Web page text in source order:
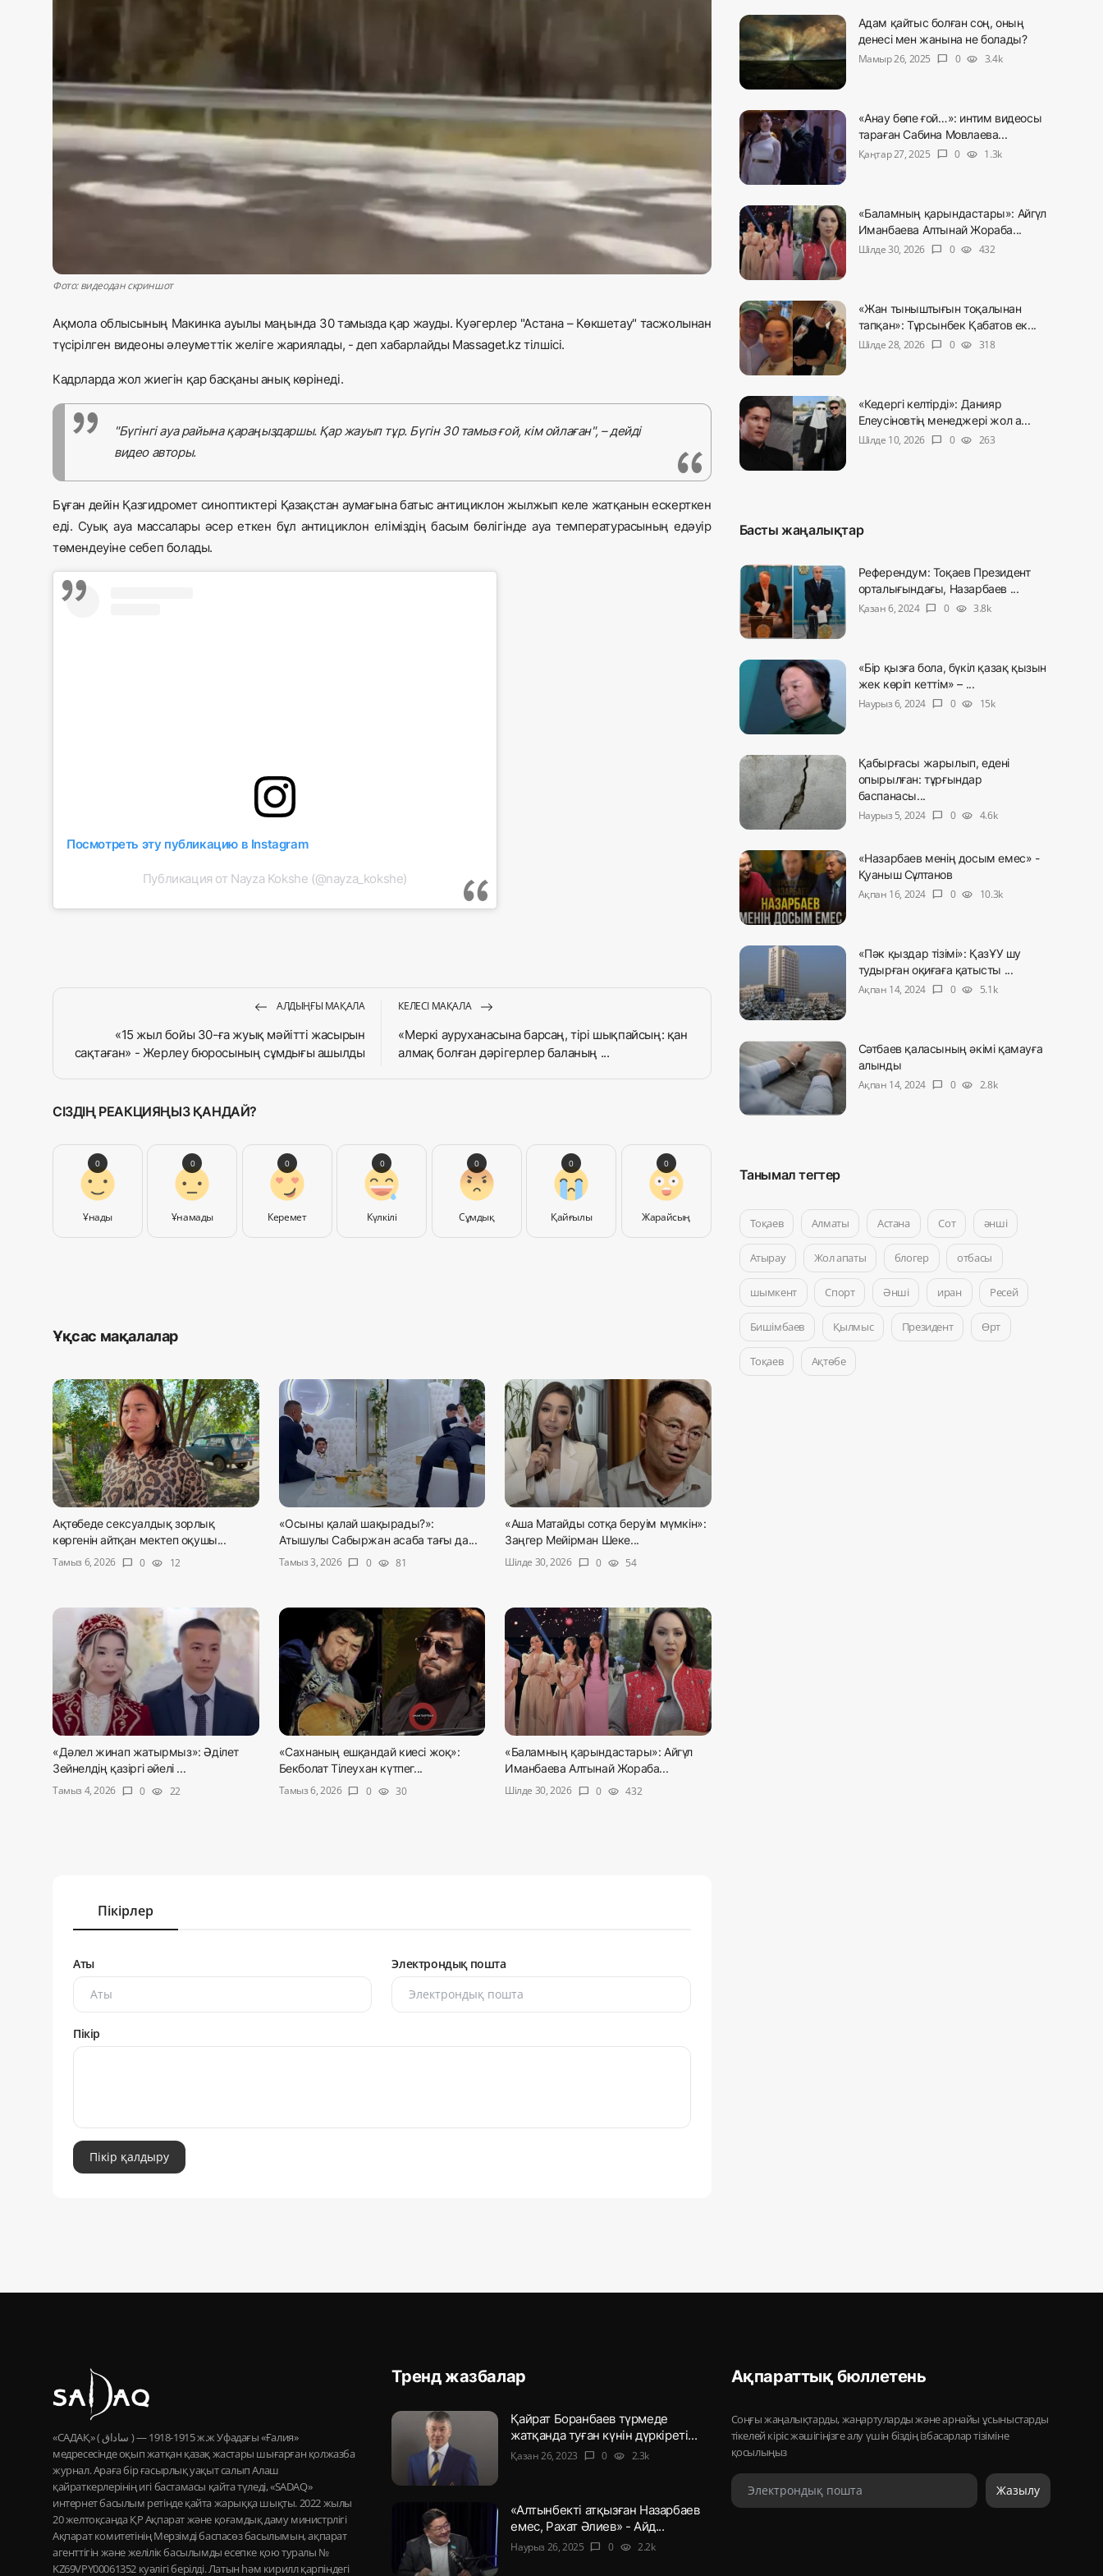
Фото: видеодан скриншот
Ақмола облысының Макинка ауылы маңында 30 тамызда қар жауды. Куәгерлер "Астана – Көкшетау" тасжолынан
түсірілген видеоны әлеуметтік желіге жариялады, - деп хабарлайды Massaget.kzтілшісі.
Кадрларда жол жиегін қар басқаны анық көрінеді.
"Бүгінгі ауа райына қараңыздаршы. Қар жауып тұр. Бүгін 30 тамыз ғой, кім ойлаған", – дейді
видео авторы.
Бұған дейін Қазгидромет синоптиктері Қазақстан аумағына батыс антициклон жылжып келе жатқанын ескерткен
еді. Суық ауа массалары әсер еткен бұл антициклон еліміздің басым бөлігінде ауа температурасының едәуір
төмендеуіне себеп болады.
Посмотреть эту публикацию в Instagram
Публикация от Nayza Kokshe (@nayza_kokshe)
АЛДЫҢҒЫ МАҚАЛА
«15 жыл бойы 30-ға жуық мәйітті жасырын
сақтаған» - Жерлеу бюросының сұмдығы ашылды
КЕЛЕСІ МАҚАЛА
«Меркі ауруханасына барсаң, тірі шықпайсың: қан
алмақ болған дәрігерлер баланың ...
СІЗДІҢ РЕАКЦИЯҢЫЗ ҚАНДАЙ?
Ұнады
0
Ұнамады
0
Керемет
0
Күлкілі
0
Сұмдық
0
Қайғылы
0
Жарайсың
0
Ұқсас мақалалар
Ақтөбеде сексуалдық зорлық
көргенін айтқан мектеп оқушы...
Тамыз 6, 2026
chat_bubble 0 visibility 12
«Осыны қалай шақырады?»:
Атышулы Сабыржан асаба тағы да...
Тамыз 3, 2026
chat_bubble 0 visibility 81
«Аша Матайды сотқа беруім мүмкін»:
Заңгер Мейірман Шеке...
Шілде 30, 2026
chat_bubble 0 visibility 54
«Дәлел жинап жатырмыз»: Әділет
Зейнелдің қазіргі әйелі ...
Тамыз 4, 2026 chat_bubble 0 visibility 22
«Сахнаның ешқандай киесі жоқ»:
Бекболат Тілеухан күтпег...
Тамыз 6, 2026 chat_bubble 0 visibility 30
«Баламның қарындастары»: Айгүл
Иманбаева Алтынай Жораба...
Шілде 30, 2026 chat_bubble 0 visibility 432
Пікірлер
Аты Электрондық пошта
Пікір
Пікір қалдыру
Адам қайтыс болған соң, оның
денесі мен жанына не болады?
Мамыр 26, 2025
chat_bubble 0 visibility 3.4k
«Анау бөпе ғой…»: интим видеосы
тараған Сабина Мовлаева...
Қаңтар 27, 2025
chat_bubble 0 visibility 1.3k
«Баламның қарындастары»: Айгүл
Иманбаева Алтынай Жораба...
Шілде 30, 2026
chat_bubble 0 visibility 432
«Жан тыныштығын тоқалынан
тапқан»: Тұрсынбек Қабатов ек...
Шілде 28, 2026
chat_bubble 0 visibility 318
«Кедергі келтірді»: Данияр
Елеусіновтің менеджері жол а...
Шілде 10, 2026
chat_bubble 0 visibility 263
Басты жаңалықтар
Референдум: Тоқаев Президент
орталығындағы, Назарбаев ...
Қазан 6, 2024 chat_bubble 0 visibility 3.8k
«Бір қызға бола, бүкіл қазақ қызын
жек көріп кеттім» – ...
Наурыз 6, 2024
chat_bubble 0 visibility 15k
Қабырғасы жарылып, едені
опырылған: тұрғындар
баспанасы...
Наурыз 5, 2024
chat_bubble 0 visibility 4.6k
«Назарбаев менің досым емес» -
Қуаныш Сұлтанов
Ақпан 16, 2024
chat_bubble 0 visibility 10.3k
«Пәк қыздар тізімі»: ҚазҰУ шу
тудырған оқиғаға қатысты ...
Ақпан 14, 2024
chat_bubble 0 visibility 5.1k
Сәтбаев қаласының әкімі қамауға
алынды
Ақпан 14, 2024
chat_bubble 0 visibility 2.8k
Танымал тегтер
Тоқаев Алматы Астана Сот әнші
Атырау Жол апаты блогер отбасы
шымкент Спорт Әнші иран Ресей
Бишімбаев Қылмыс Президент Өрт
Тоқаев Ақтөбе
«САДАҚ» ( ساداق ) — 1915-1918 ж.ж Уфадағы «Ғалия»
медресесінде оқып жатқан қазақ жастары шығарған қолжазба
журнал. Араға бір ғасырлық уақыт салып Алаш
қайраткерлерінің игі бастамасы қайта түледі, «SADAQ»
интернет басылым ретінде қайта жарыққа шықты. 2022 жылы
20 желтоқсанда ҚР Ақпарат және қоғамдық даму министрлігі
Ақпарат комитетінің Мерзімді баспасөз басылымын, ақпарат
агенттігін және желілік басылымды есепке қою туралы №
KZ69VPY00061352 куәлігі берілді. Латын һәм кирилл қарпіндегі
Тренд жазбалар
Қайрат Боранбаев түрмеде
жатқанда туған күнін дүркіреті...
Қазан 26, 2023 chat_bubble 0 visibility 2.3k
«Алтынбекті атқызған Назарбаев
емес, Рахат Әлиев» - Айд...
Наурыз 26, 2025 chat_bubble 0 visibility 2.2k
Ақпараттық бюллетень
Соңғы жаңалықтарды, жаңартуларды және арнайы ұсыныстарды
тікелей кіріс жәшігіңізге алу үшін біздің ізбасарлар тізіміне
қосылыңыз
Жазылу